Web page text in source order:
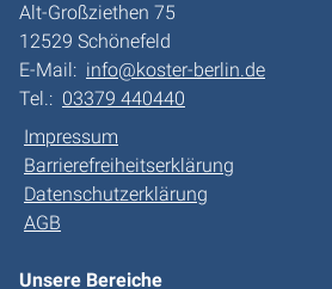
Alt-Großziethen 75
12529 Schönefeld
E-Mail: info@koster-berlin.de
Tel.: 03379 440440
Impressum
Barrierefreiheitserklärung
Datenschutzerklärung
AGB
Unsere Bereiche